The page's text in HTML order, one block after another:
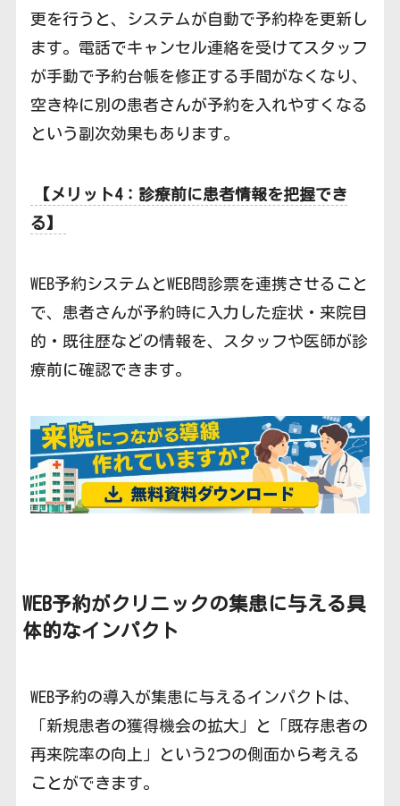
更を行うと、システムが自動で予約枠を更新し
ます。電話でキャンセル連絡を受けてスタッフ
が手動で予約台帳を修正する手間がなくなり、
空き枠に別の患者さんが予約を入れやすくなる
という副次効果もあります。
【メリット4：診療前に患者情報を把握でき
る】
WEB予約システムとWEB問診票を連携させること
で、患者さんが予約時に入力した症状・来院目
的・既往歴などの情報を、スタッフや医師が診
療前に確認できます。
WEB予約がクリニックの集患に与える具
体的なインパクト
WEB予約の導入が集患に与えるインパクトは、
「新規患者の獲得機会の拡大」と「既存患者の
再来院率の向上」という2つの側面から考える
ことができます。